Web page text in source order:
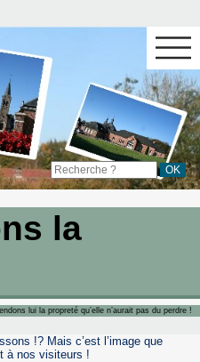
la
lui la propreté qu’elle n’aurait pas du perdre !
!? Mais c’est l’image que
à nos visiteurs !